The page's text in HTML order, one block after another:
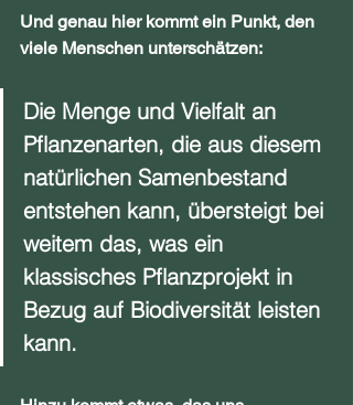
Und genau hier kommt ein Punkt, den
viele Menschen unterschätzen:
Die Menge und Vielfalt an
Pflanzenarten, die aus diesem
natürlichen Samenbestand
entstehen kann, übersteigt bei
weitem das, was ein
klassisches Pflanzprojekt in
Bezug auf Biodiversität leisten
kann.